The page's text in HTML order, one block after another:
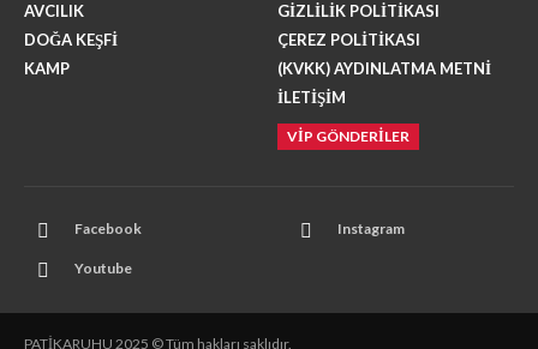
AVCILIK
DOĞA KEŞFİ
KAMP
GİZLİLİK POLİTİKASI
ÇEREZ POLİTİKASI
(KVKK) AYDINLATMA METNİ
İLETİŞİM
VİP GÖNDERİLER
Facebook Instagram
Youtube
PATİKARUHU 2025 © Tüm hakları saklıdır.